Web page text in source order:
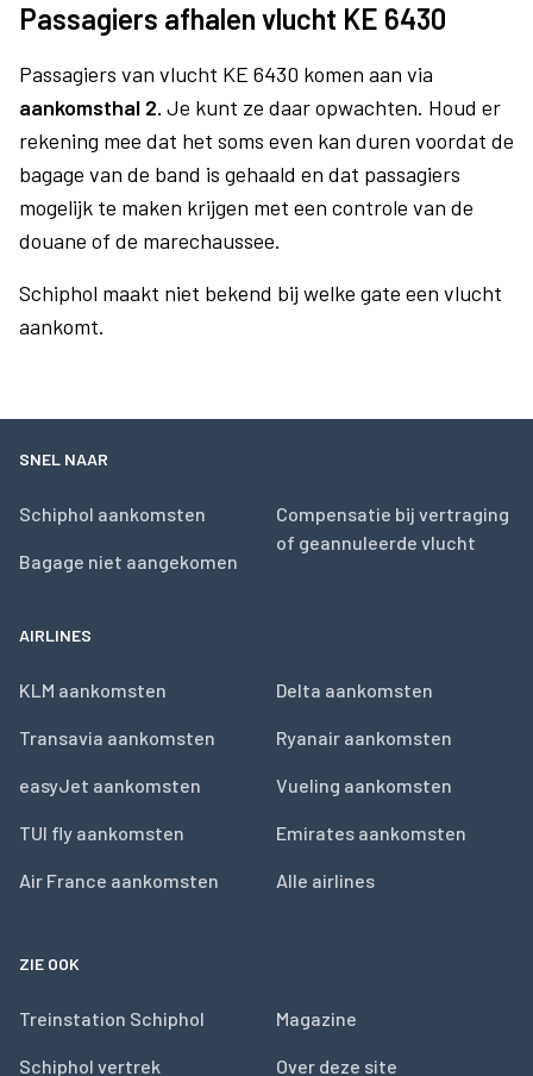
Passagiers afhalen vlucht KE 6430
Passagiers van vlucht KE 6430 komen aan via
aankomsthal 2. Je kunt ze daar opwachten. Houd er
rekening mee dat het soms even kan duren voordat de
bagage van de band is gehaald en dat passagiers
mogelijk te maken krijgen met een controle van de
douane of de marechaussee.
Schiphol maakt niet bekend bij welke gate een vlucht
aankomt.
SNEL NAAR
Schiphol aankomsten
Bagage niet aangekomen
Compensatie bij vertraging
of geannuleerde vlucht
AIRLINES
KLM aankomsten
Transavia aankomsten
easyJet aankomsten
TUI fly aankomsten
Air France aankomsten
Delta aankomsten
Ryanair aankomsten
Vueling aankomsten
Emirates aankomsten
Alle airlines
ZIE OOK
Treinstation Schiphol
Schiphol vertrek
Magazine
Over deze site